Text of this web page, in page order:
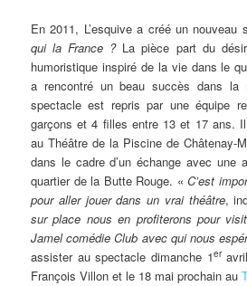
En 2011, L’esquive a créé un
qui la France ? La pièce part du
humoristique inspiré de la vie dans le
a rencontré un beau succès dans la
spectacle est repris par une équipe
garçons et 4 filles entre 13 et 17 ans.
au Théâtre de la Piscine de Châtenay-
dans le cadre d’un échange avec une
quartier de la Butte Rouge. «C’est
pour aller jouer dans un vrai théâtre,
sur place nous en profiterons pour
Jamel comédie Club avec qui nous
assister au spectacle dimanche 1er
François Villon et le 18 mai prochain au